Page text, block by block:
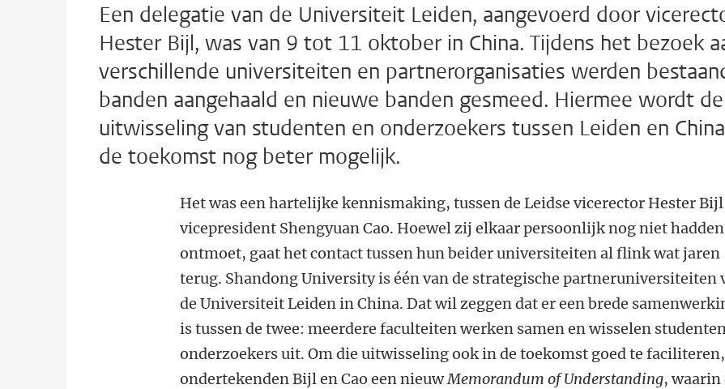
Een delegatie van de Universiteit Leiden, aangevoerd door
Hester Bijl, was van 9 tot 11 oktober in China. Tijdens het bezoek
verschillende universiteiten en partnerorganisaties werden
banden aangehaald en nieuwe banden gesmeed. Hiermee wordt de
uitwisseling van studenten en onderzoekers tussen Leiden en
de toekomst nog beter mogelijk.
Het was een hartelijke kennismaking, tussen de Leidse vicerector Hester
vicepresident Shengyuan Cao. Hoewel zij elkaar persoonlijk nog niet hadden
ontmoet, gaat het contact tussen hun beider universiteiten al flink wat jaren
terug. Shandong University is één van de strategische partneruniversiteiten
de Universiteit Leiden in China. Dat wil zeggen dat er een brede
is tussen de twee: meerdere faculteiten werken samen en wisselen
onderzoekers uit. Om die uitwisseling ook in de toekomst goed te faciliteren,
ondertekenden Bijl en Cao een nieuwMemorandum of Understanding, waarin